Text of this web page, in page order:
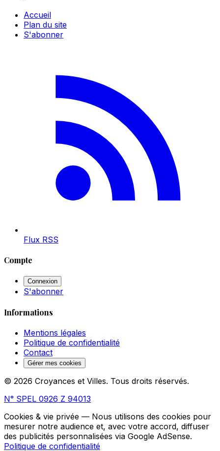
Accueil
Plan du site
S'abonner
Flux RSS
Compte
Connexion
S'abonner
Informations
Mentions légales
Politique de confidentialité
Contact
Gérer mes cookies
© 2026 Croyances et Villes. Tous droits réservés.
N° SPEL 0926 Z 94013
Cookies & vie privée — Nous utilisons des cookies pour
mesurer notre audience et, avec votre accord, diffuser
des publicités personnalisées via Google AdSense.
Politique de confidentialité